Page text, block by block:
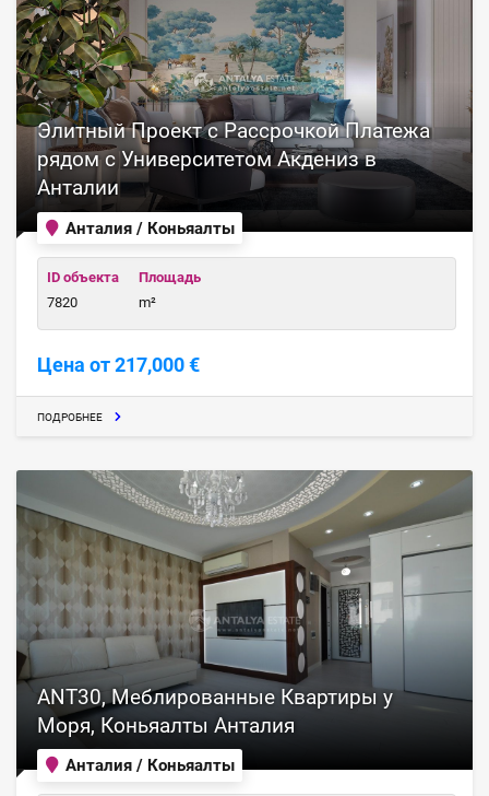
Анталия / Коньяалты
Элитный Проект с Рассрочкой Платежа
рядом с Университетом Акдениз в
Анталии
ID объекта
7820
Площадь
m²
Цена от 217,000 €
ПОДРОБНЕЕ
Анталия / Коньяалты
ANT30, Меблированные Квартиры у
Моря, Коньяалты Анталия